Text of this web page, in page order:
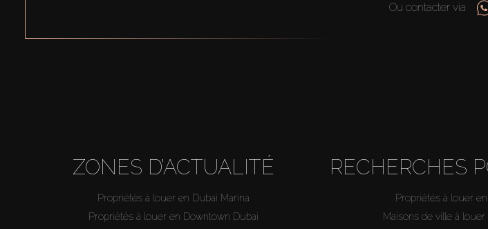
Ou contacter via
ZONES D’ACTUALITÉ
Propriétés à louer en Dubai Marina
Propriétés à louer en Downtown Dubai
RECHERCHES
Propriétés à louer
Maisons de ville à louer